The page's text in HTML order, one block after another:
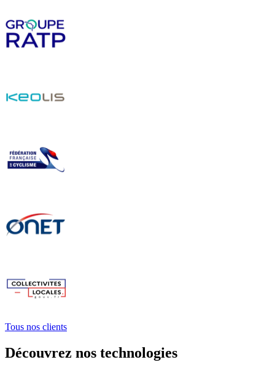
Tous nos clients
Découvrez nos technologies